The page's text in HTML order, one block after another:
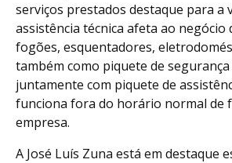
serviços prestados destaque para a
assistência técnica afeta ao negócio
fogões, esquentadores,
também como piquete de
juntamente com piquete de
funciona fora do horário normal de
empresa.
A José Luís Zuna está em destaque